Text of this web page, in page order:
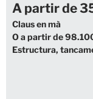
A partir de
Claus en mà
O a partir de
Estructura,